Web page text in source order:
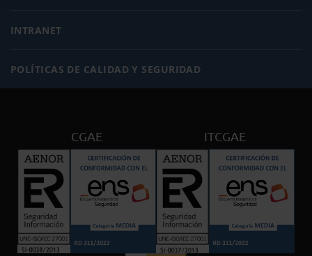
INTRANET
POLÍTICAS DE CALIDAD Y SEGURIDAD
CGAE ITCGAE